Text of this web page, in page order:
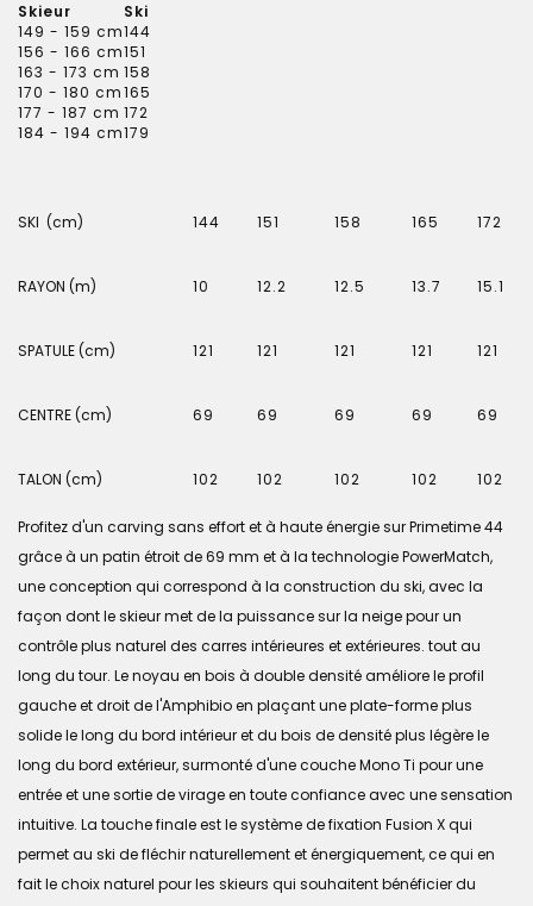
Skieur
Ski
149 - 159 cm144
156 - 166 cm151
163 - 173 cm 158
170 - 180 cm165
177 - 187 cm 172
184 - 194 cm179
SKI (cm) 144 151 158 165 172
RAYON (m) 10 12.2 12.5 13.7 15.1
SPATULE (cm) 121 121 121 121 121
CENTRE (cm) 69 69 69 69 69
TALON (cm) 102 102 102 102 102
Profitez d'un carving sans effort et à haute énergie sur Primetime 44
grâce à un patin étroit de 69 mm et à la technologie PowerMatch,
une conception qui correspond à la construction du ski, avec la
façon dont le skieur met de la puissance sur la neige pour un
contrôle plus naturel des carres intérieures et extérieures. tout au
long du tour. Le noyau en bois à double densité améliore le profil
gauche et droit de l'Amphibio en plaçant une plate-forme plus
solide le long du bord intérieur et du bois de densité plus légère le
long du bord extérieur, surmonté d'une couche Mono Ti pour une
entrée et une sortie de virage en toute confiance avec une sensation
intuitive. La touche finale est le système de fixation Fusion X qui
permet au ski de fléchir naturellement et énergiquement, ce qui en
fait le choix naturel pour les skieurs qui souhaitent bénéficier du